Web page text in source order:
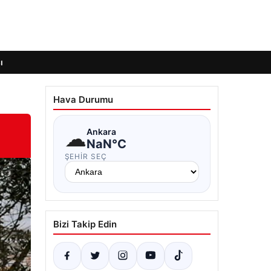
Hava Durumu
☁Ankara
NaN°C
ŞEHIR SEÇ
Bizi Takip Edin